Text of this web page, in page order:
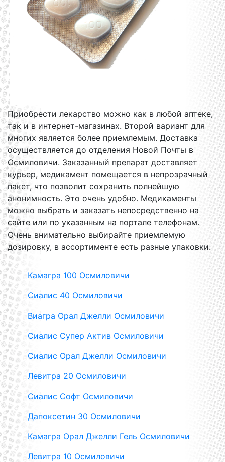
Приобрести лекарство можно как в любой аптеке,
так и в интернет-магазинах. Второй вариант для
многих является более приемлемым. Доставка
осуществляется до отделения Новой Почты в
Осмиловичи. Заказанный препарат доставляет
курьер, медикамент помещается в непрозрачный
пакет, что позволит сохранить полнейшую
анонимность. Это очень удобно. Медикаменты
можно выбрать и заказать непосредственно на
сайте или по указанным на портале телефонам.
Очень внимательно выбирайте приемлемую
дозировку, в ассортименте есть разные упаковки.
Камагра 100 Осмиловичи
Сиалис 40 Осмиловичи
Виагра Орал Джелли Осмиловичи
Сиалис Супер Актив Осмиловичи
Сиалис Орал Джелли Осмиловичи
Левитра 20 Осмиловичи
Сиалис Софт Осмиловичи
Дапоксетин 30 Осмиловичи
Камагра Орал Джелли Гель Осмиловичи
Левитра 10 Осмиловичи